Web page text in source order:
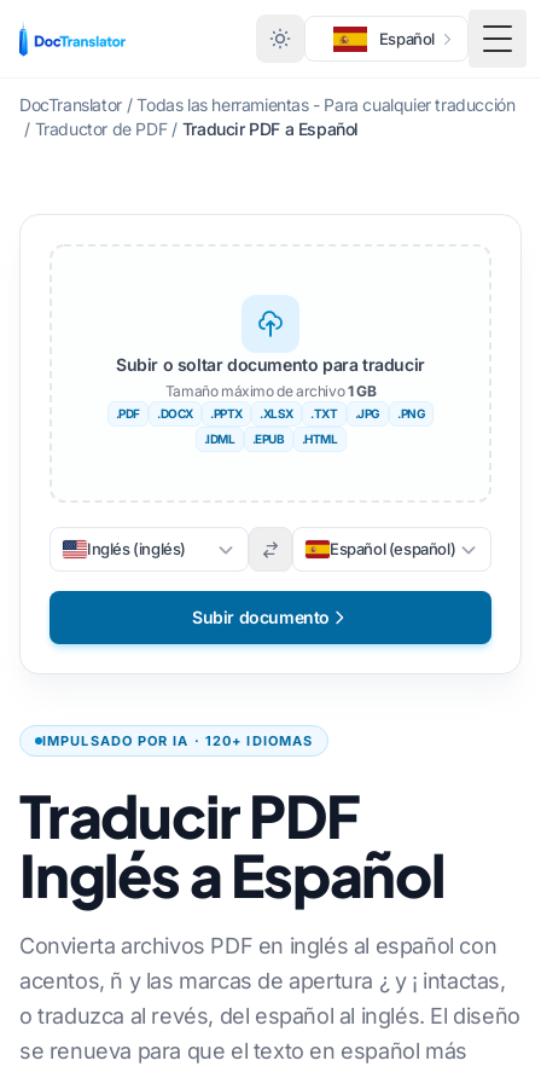
Español
DocTranslator / Todas las herramientas - Para cualquier traducción
/ Traductor de PDF / Traducir PDF a Español
IMPULSADO POR IA · 120+ IDIOMAS
Traducir PDF
Inglés a Español
Convierta archivos PDF en inglés al español con
acentos, ñ y las marcas de apertura ¿ y ¡ intactas,
o traduzca al revés, del español al inglés. El diseño
se renueva para que el texto en español más
Subir o soltar documento para traducir
Tamaño máximo de archivo1 GB
.PDF .DOCX .PPTX .XLSX .TXT .JPG
.PNG
.IDML
.EPUB .HTML
Inglés (inglés) Español (español)
Subir documento